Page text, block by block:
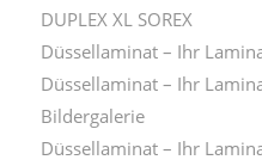
DUPLEX XL SOREX
Düssellaminat – Ihr
Düssellaminat – Ihr
Bildergalerie
Düssellaminat – Ihr